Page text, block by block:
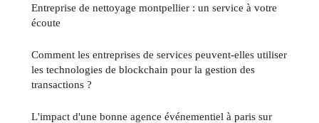
Entreprise de nettoyage montpellier : un service à votre
écoute
Comment les entreprises de services peuvent-elles utiliser
les technologies de blockchain pour la gestion des
transactions ?
L'impact d'une bonne agence événementiel à paris sur